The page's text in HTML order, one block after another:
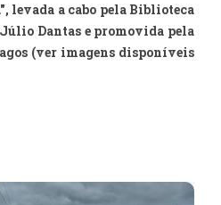
levada a cabo pela Biblioteca
Dantas e promovida pela
(ver imagens disponíveis